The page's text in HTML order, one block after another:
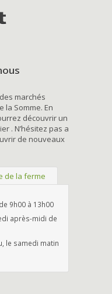
marchés
la Somme. En
découvrir un
. N’hésitez pas a
de nouveaux
de la ferme
9h00 à 13h00
après-midi de
le samedi matin